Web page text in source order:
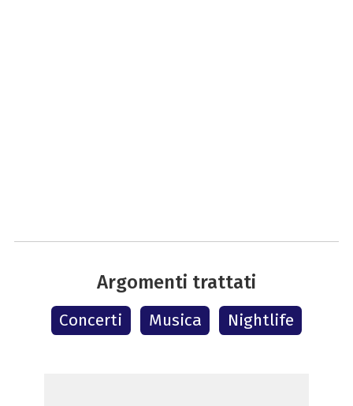
Argomenti trattati
Concerti Musica Nightlife